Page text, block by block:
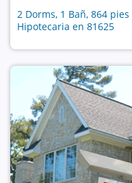
2 Dorms, 1 Bañ, 864
Hipotecaria en 81625